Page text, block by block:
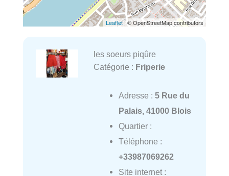
Leaflet| © OpenStreetMap contributors
les soeurs piqûre
Catégorie : Friperie
Adresse : 5 Rue du
Palais, 41000 Blois
Quartier :
Téléphone :
+33987069262
Site internet :